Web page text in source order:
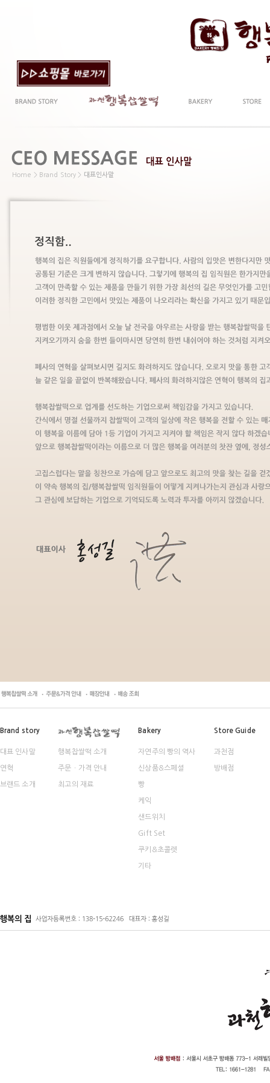
Home > Brand Story > 대표인사말
Brand story
대표 인사말
연혁
브랜드 소개
행복찹쌀떡 소개
주문ㆍ가격 안내
최고의 재료
Bakery
자연주의 빵의 역사
신상품&스페셜
빵
케익
샌드위치
Gift Set
쿠키&초콜렛
기타
Store Guide
과천점
방배점